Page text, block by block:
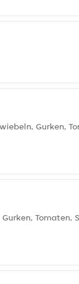
Gurken,
Tomaten,